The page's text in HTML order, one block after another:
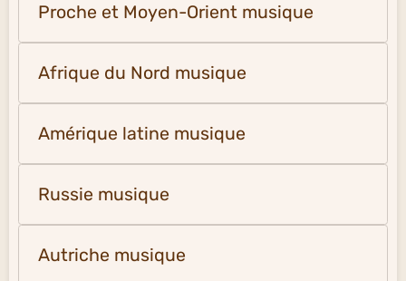
Proche et Moyen-Orient musique
Afrique du Nord musique
Amérique latine musique
Russie musique
Autriche musique